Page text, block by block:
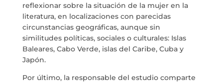
reflexionar sobre la situación de la mujer en la
literatura, en localizaciones con parecidas
circunstancias geográficas, aunque sin
similitudes políticas, sociales o culturales: Islas
Baleares, Cabo Verde, islas del Caribe, Cuba y
Japón.
Por último, la responsable del estudio comparte